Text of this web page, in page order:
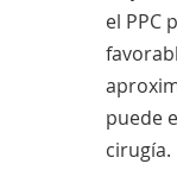
el PPC
puede
cirugía.